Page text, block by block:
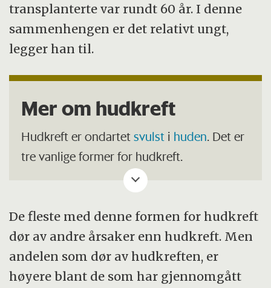
transplanterte var rundt 60 år. I denne
sammenhengen er det relativt ungt,
legger han til.
Mer om hudkreft
Hudkreft er ondartetsvulst i huden. Det er
tre vanlige former for hudkreft.
Basalcellekreft er den vanligste typen
kreft. Den oppstår i basalcellene i
overhuden. Typiske symptomer
inkluderer en liten, hudfarget knute med
en hevet rand og et sår i midten. Denne
De fleste med denne formen for hudkreft
dør av andre årsaker enn hudkreft. Men
andelen som dør av hudkreften, er
høyere blant de som har gjennomgått